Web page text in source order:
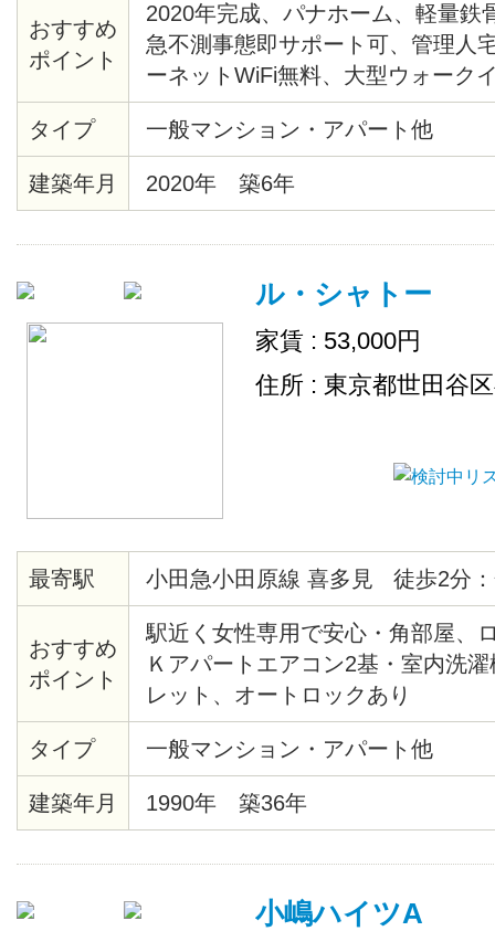
おすすめ
ポイント
2020年完成、パナホーム、軽量鉄
急不測事態即サポート可、管理人
ーネットWiFi無料、大型ウォーク
ト、TVドアーホン、トイレウォシ
プードレッサー、浴室シャワー、
機能前庭バラ花壇、閑静地、駐車
線、リビング広い8畳フローリン
タイプ 一般マンション・アパート他
建築年月 2020年 築6年
ル・シャトー
家賃 : 53,000円
住所 : 東京都世田谷
最寄駅 小田急小田原線 喜多見 徒歩2分
おすすめ
ポイント
駅近く女性専用で安心・角部屋、
Ｋアパートエアコン2基・室内洗
レット、オートロックあり
タイプ 一般マンション・アパート他
建築年月 1990年 築36年
小嶋ハイツA